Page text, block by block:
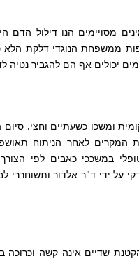
מסויימים הנו דילול הדם
יכולים אף הם להגביר
ומשכו כשעתיים וחצי.
לאחר הניתוח
במשככי כאבים לפי
על ידי ד"ר אלדור ותשוחררי
שדיים אינה קשה